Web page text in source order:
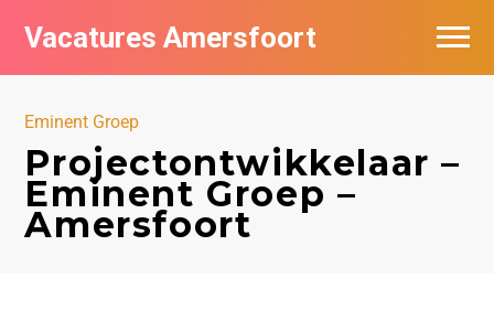
Vacatures Amersfoort
Eminent Groep
Projectontwikkelaar –
Eminent Groep –
Amersfoort
Vacatures per bedrijf
De populairste vacatures in Amersfoort
Nieuwsbrief feed